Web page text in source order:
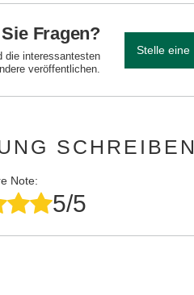
Fragen?
die interessantesten
veröffentlichen.
Stelle eine
Note:
5/5